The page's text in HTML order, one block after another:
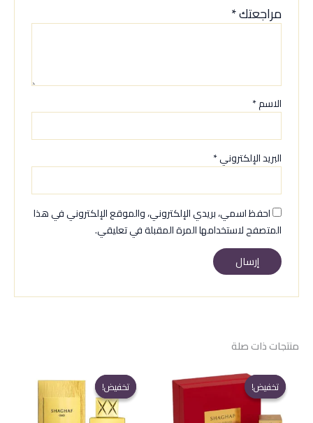
مراجعتك*
الاسم*
البريد الإلكتروني*
احفظ اسمي، بريدي الإلكتروني، والموقع الإلكتروني في هذا
المتصفح لاستخدامها المرة المقبلة في تعليقي.
منتجات ذات صلة
تخفيض!
تخفيض! تخفيض!
تخفيض!